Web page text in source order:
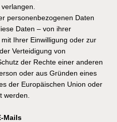
personenbezogenen Daten
Daten – von ihrer
Ihrer Einwilligung oder zur
Verteidigung von
der Rechte einer anderen
oder aus Gründen eines
der Europäischen Union oder
werden.
Mails